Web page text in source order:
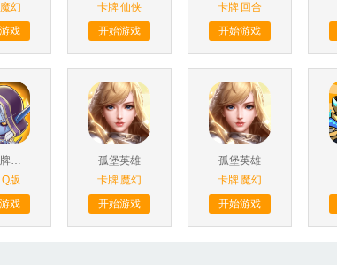
魔幻
戏
卡牌仙侠
开始游戏
卡牌 回合
开始游戏
揭开卡牌的秘密
Q版
戏
孤堡英雄
卡牌 魔幻
开始游戏
孤堡英雄
卡牌 魔幻
开始游戏